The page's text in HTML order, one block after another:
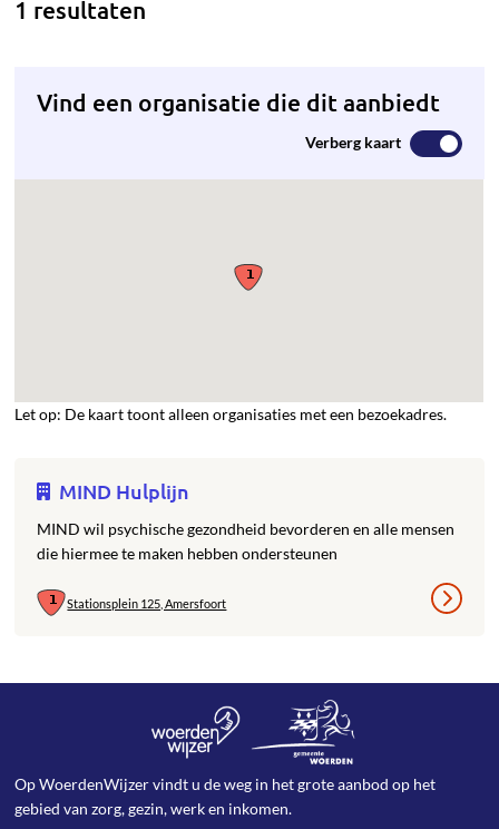
1 resultaten
Vind een organisatie die dit aanbiedt
Verberg kaart
Let op: De kaart toont alleen organisaties met een bezoekadres.
MIND Hulplijn
MIND wil psychische gezondheid bevorderen en alle mensen
die hiermee te maken hebben ondersteunen
Stationsplein 125, Amersfoort
Op WoerdenWijzer vindt u de weg in het grote aanbod op het
gebied van zorg, gezin, werk en inkomen.